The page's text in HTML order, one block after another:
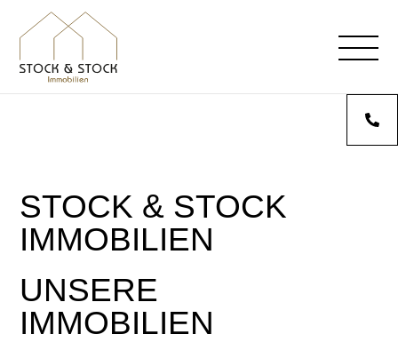
STOCK & STOCK
IMMOBILIEN
UNSERE
IMMOBILIEN